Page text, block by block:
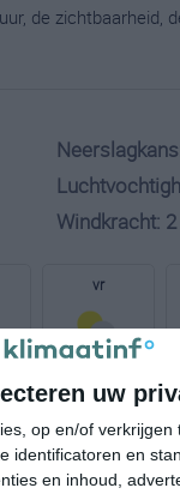
uw
op en/of
identificatoren en
en inhoud,
de zichtbaarheid,
Windkracht: 2
vr
29°C